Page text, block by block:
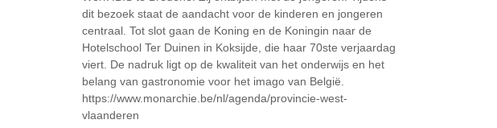
dit bezoek staat de aandacht voor de kinderen en jongeren
centraal. Tot slot gaan de Koning en de Koningin naar de
Hotelschool Ter Duinen in Koksijde, die haar 70ste verjaardag
viert. De nadruk ligt op de kwaliteit van het onderwijs en het
belang van gastronomie voor het imago van België.
https://www.monarchie.be/nl/agenda/provincie-west-
vlaanderen